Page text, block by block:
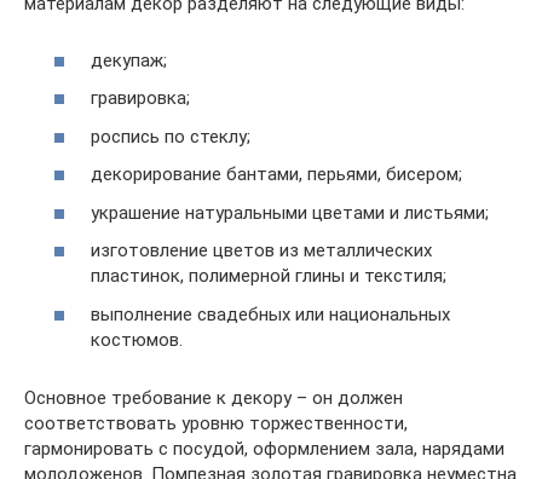
декупаж;
гравировка;
роспись по стеклу;
декорирование бантами, перьями, бисером;
украшение натуральными цветами и листьями;
изготовление цветов из металлических
пластинок, полимерной глины и текстиля;
выполнение свадебных или национальных
костюмов.
Основное требование к декору – он должен
соответствовать уровню торжественности,
гармонировать с посудой, оформлением зала, нарядами
молодоженов. Помпезная золотая гравировка неуместна